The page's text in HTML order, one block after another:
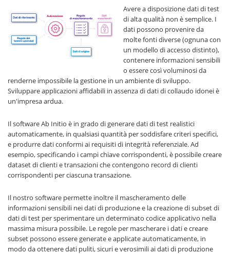
Avere a disposizione dati di test
di alta qualità non è semplice. I
dati possono provenire da
molte fonti diverse (ognuna con
un modello di accesso distinto),
contenere informazioni sensibili
o essere così voluminosi da
renderne impossibile la gestione in un ambiente di sviluppo.
Sviluppare applicazioni affidabili in assenza di dati di collaudo idonei è
un'impresa ardua.
Il software Ab Initio è in grado di generare dati di test realistici
automaticamente, in qualsiasi quantità per soddisfare criteri specifici,
e produrre dati conformi ai requisiti di integrità referenziale. Ad
esempio, specificando i campi chiave corrispondenti, è possibile creare
dataset di clienti e transazioni che contengono record di clienti
corrispondenti per ciascuna transazione.
Il nostro software permette inoltre il mascheramento delle
informazioni sensibili nei dati di produzione e la creazione di subset di
dati di test per sperimentare un determinato codice applicativo nella
massima misura possibile. Le regole per mascherare i dati e creare
subset possono essere generate e applicate automaticamente, in
modo da ottenere dati puliti, sicuri e verosimili ai dati di produzione